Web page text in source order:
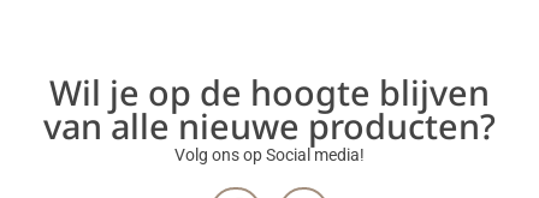
Wil je op de hoogte blijven
van alle nieuwe producten?
Volg ons op Social media!